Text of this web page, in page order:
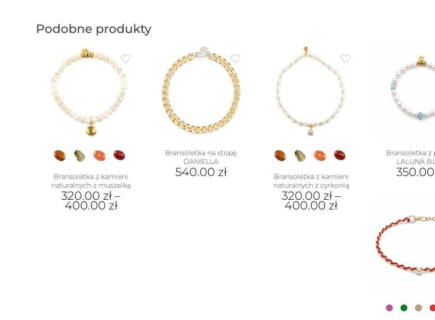
Podobne produkty
Bransoletka z kamieni
naturalnych z muszelką
320.00 zł –
400.00 zł
Bransoletka na stopę
DANIELLA
540.00 zł
Bransoletka z kamieni
naturalnych z cyrkonią
320.00 zł–
400.00 zł
Bransoletka z
LALUNA
350.00